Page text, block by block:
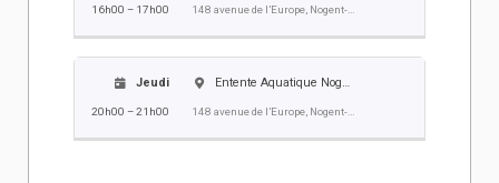
16h00 – 17h00 148 avenue de l’Europe, Nogent-sur-Oise
Jeudi
20h00 – 21h00
Entente Aquatique Nogent Villers EANV
148 avenue de l’Europe, Nogent-sur-Oise